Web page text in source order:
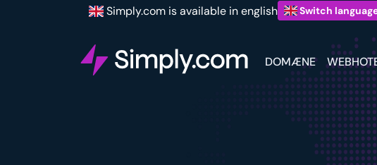
Simply.com is available in english Switch
DOMÆNE